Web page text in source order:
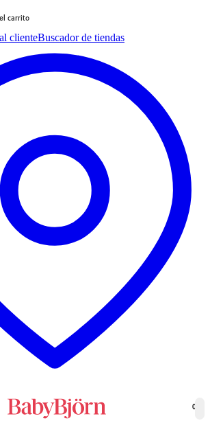
carrito
clienteBuscador de tiendas
0